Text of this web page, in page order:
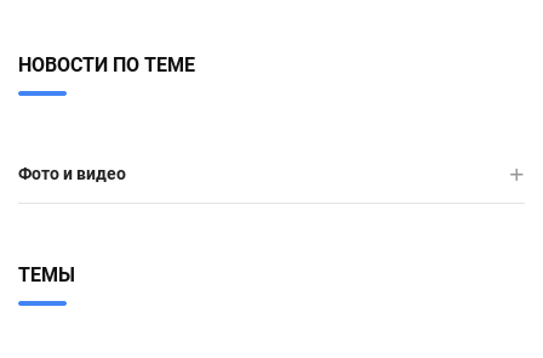
НОВОСТИ ПО ТЕМЕ
Фото и видео
ТЕМЫ